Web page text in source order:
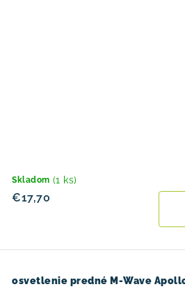
Skladom (1 ks)
€17,70
osvetlenie predné M-Wave